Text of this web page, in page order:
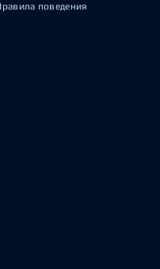
поведения